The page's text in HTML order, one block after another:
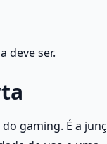
deve ser.
gaming. É a